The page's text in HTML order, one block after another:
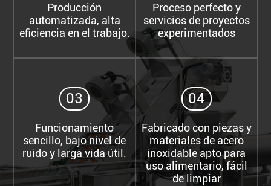
Producción
automatizada, alta
eficiencia en el trabajo.
Proceso perfecto y
servicios de proyectos
experimentados
03
Funcionamiento
sencillo, bajo nivel de
ruido y larga vida útil.
04
Fabricado con piezas y
materiales de acero
inoxidable apto para
uso alimentario, fácil
de limpiar